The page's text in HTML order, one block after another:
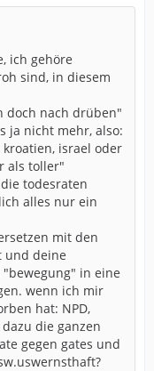
ich gehöre
sind, in diesem
doch nach drüben"
ja nicht mehr, also:
israel oder
als toller"
todesraten
alles nur ein
mit den
und deine
in eine
wenn ich mir
hat: NPD,
dazu die ganzen
gegen gates und